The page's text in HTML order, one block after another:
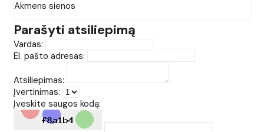
Akmens sienos
Parašyti atsiliepimą
Vardas:
El. pašto adresas:
Atsiliepimas:
Įvertinimas:
Įveskite saugos kodą: